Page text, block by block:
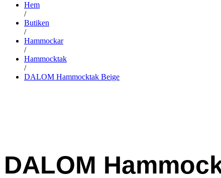
Hem
/
Butiken
/
Hammockar
/
Hammocktak
/
DALOM Hammocktak Beige
DALOM